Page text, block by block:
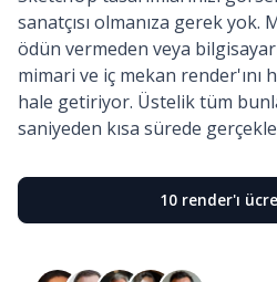
sanatçısı olmanıza gerek yok.
ödün vermeden veya
mimari ve iç mekan render'ını
hale getiriyor. Üstelik tüm
saniyeden kısa sürede
10 render'ı